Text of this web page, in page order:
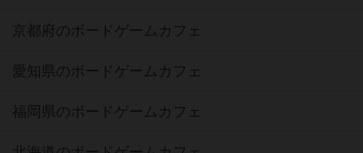
京都府のボードゲームカフェ
愛知県のボードゲームカフェ
福岡県のボードゲームカフェ